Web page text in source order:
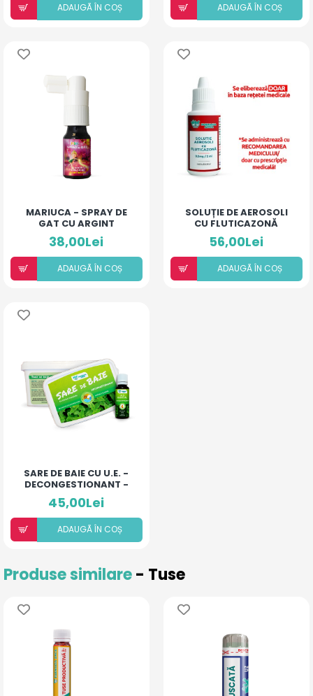
ADAUGÃ ÎN COȘ ADAUGÃ ÎN COȘ
MARIUCA - SPRAY DE
GAT CU ARGINT
COLOIDAL SI
ANTIBIOTIC - COMPLEX
- 10 ML
38,00Lei
ADAUGÃ ÎN COȘ
SOLUȚIE DE AEROSOLI
CU FLUTICAZONĂ
(20ML)
56,00Lei
ADAUGÃ ÎN COȘ
SARE DE BAIE CU U.E. -
DECONGESTIONANT -
500MG
45,00Lei
ADAUGÃ ÎN COȘ
Produse similare- Tuse